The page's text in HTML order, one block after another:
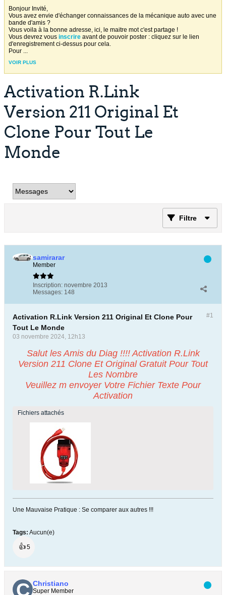
Bonjour Invité,
Vous avez envie d'échanger connaissances de la mécanique auto avec une
bande d'amis ?
Vous voila à la bonne adresse, ici, le maitre mot c'est partage !
Vous devrez vous inscrire avant de pouvoir poster : cliquez sur le lien
d'enregistrement ci-dessus pour cela.
Pour ...
VOIR PLUS
Activation R.Link
Version 211 Original Et
Clone Pour Tout Le
Monde
Filtre
samirarar
Member
Inscription: novembre 2013
Messages: 148
#1
Activation R.Link Version 211 Original Et Clone Pour
Tout Le Monde
03 novembre 2024, 12h13
Salut les Amis du Diag !!!! Activation R.Link
Version 211 Clone Et Original Gratuit Pour Tout
Les Nombre
Veuillez m envoyer Votre Fichier Texte Pour
Activation
Fichiers attachés
Une Mauvaise Pratique : Se comparer aux autres !!!
Tags: Aucun(e)
👍5
Christiano
Super Member